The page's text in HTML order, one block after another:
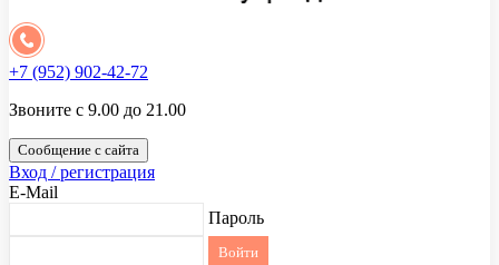
+7 (952) 902-42-72
Звоните с 9.00 до 21.00
Сообщение с сайта
Вход / регистрация
E-Mail
Пароль